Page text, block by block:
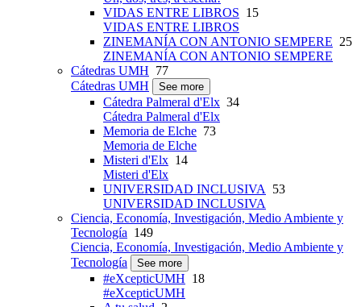
VIDAS ENTRE LIBROS 15
VIDAS ENTRE LIBROS
ZINEMANÍA CON ANTONIO SEMPERE 25
ZINEMANÍA CON ANTONIO SEMPERE
Cátedras UMH 77
Cátedras UMH
See more
Cátedra Palmeral d'Elx 34
Cátedra Palmeral d'Elx
Memoria de Elche 73
Memoria de Elche
Misteri d'Elx 14
Misteri d'Elx
UNIVERSIDAD INCLUSIVA
53
UNIVERSIDAD INCLUSIVA
Ciencia, Economía, Investigación, Medio Ambiente y
Tecnología 149
Ciencia, Economía, Investigación, Medio Ambiente y
Tecnología
See more
#eXcepticUMH 18
#eXcepticUMH